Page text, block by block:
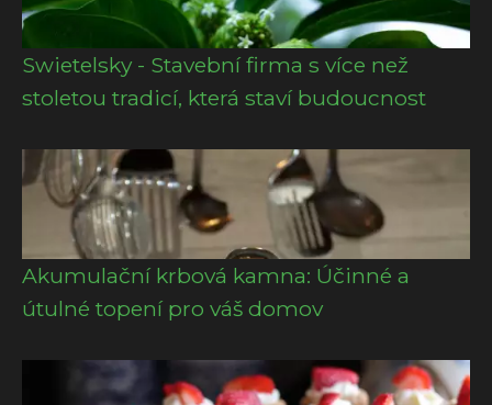
Swietelsky - Stavební firma s více než
stoletou tradicí, která staví budoucnost
Akumulační krbová kamna: Účinné a
útulné topení pro váš domov